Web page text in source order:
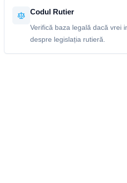
Codul Rutier
Verifică baza legală dacă vrei
despre legislația rutieră.